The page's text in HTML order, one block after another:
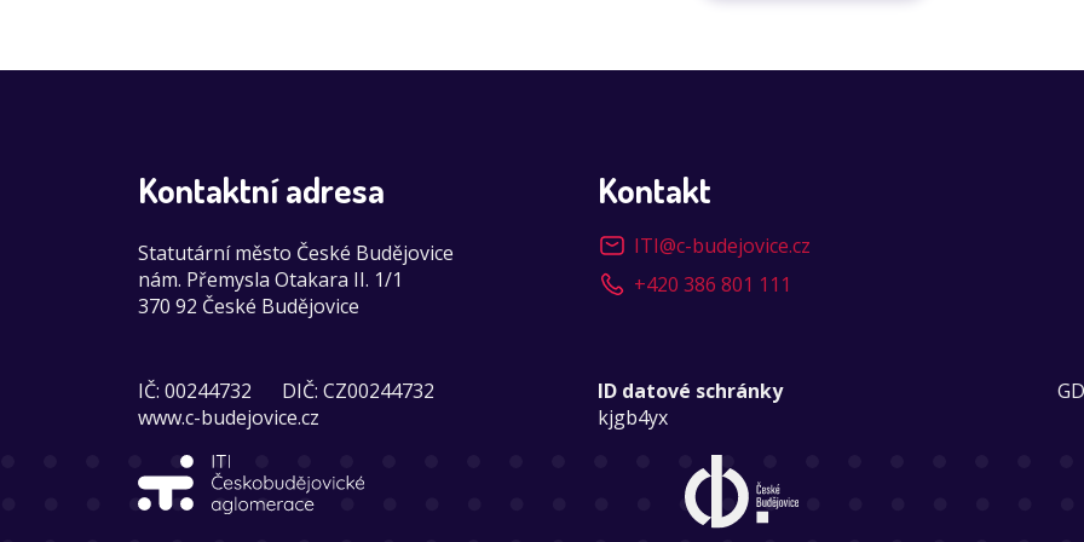
Kontaktní adresa
Statutární město České Budějovice
nám. Přemysla Otakara II. 1/1
370 92 České Budějovice
Kontakt
ITI@c-budejovice.cz
+420 386 801 111
IČ: 00244732
DIČ: CZ00244732
www.c-budejovice.cz
ID datové schránky
kjgb4yx